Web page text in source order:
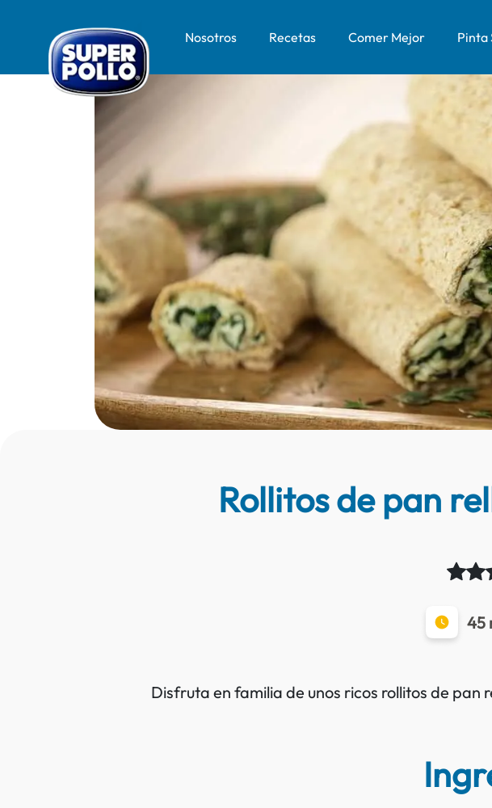
Nosotros Recetas Comer Mejor Pinta
Rollitos de pan
45
Disfruta en familia de unos ricos rollitos de